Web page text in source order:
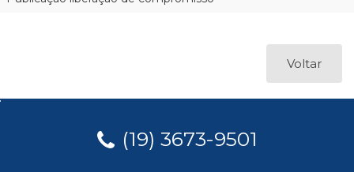
Voltar
(19) 3673-9501